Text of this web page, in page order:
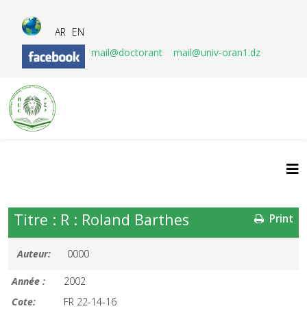
AR EN
mail@doctorant
mail@univ-oran1.dz
Print
Titre : R : Roland Barthes
Auteur: 0000
Année :
2002
Cote:
FR 22-14-16